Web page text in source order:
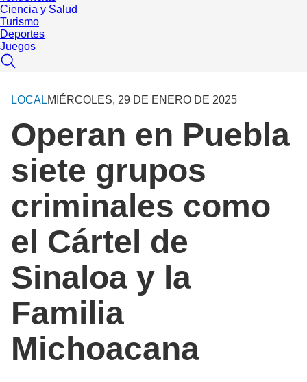
Ciencia y Salud
Turismo
Deportes
Juegos
LOCALMIÉRCOLES, 29 DE ENERO DE 2025
Operan en Puebla
siete grupos
criminales como
el Cártel de
Sinaloa y la
Familia
Michoacana